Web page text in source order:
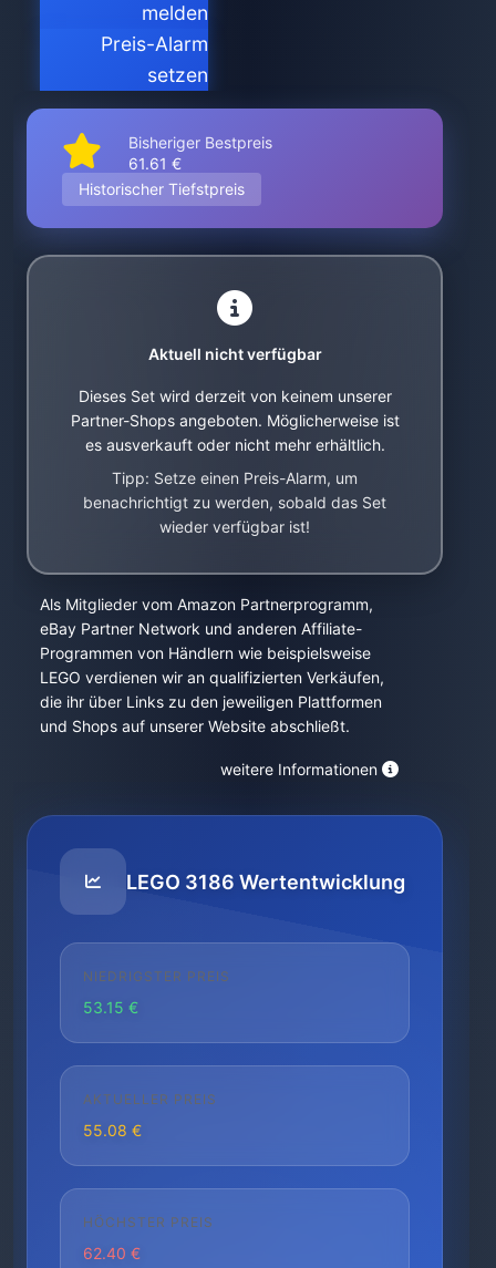
melden
Preis-Alarm
setzen
Bisheriger Bestpreis
61.61 €
Historischer Tiefstpreis
Aktuell nicht verfügbar
Dieses Set wird derzeit von keinem unserer
Partner-Shops angeboten. Möglicherweise ist
es ausverkauft oder nicht mehr erhältlich.
Tipp: Setze einen Preis-Alarm, um
benachrichtigt zu werden, sobald das Set
wieder verfügbar ist!
Als Mitglieder vom Amazon Partnerprogramm,
eBay Partner Network und anderen Affiliate-
Programmen von Händlern wie beispielsweise
LEGO verdienen wir an qualifizierten Verkäufen,
die ihr über Links zu den jeweiligen Plattformen
und Shops auf unserer Website abschließt.
weitere Informationen
LEGO 3186 Wertentwicklung
NIEDRIGSTER PREIS
53.15 €
AKTUELLER PREIS
55.08 €
HÖCHSTER PREIS
62.40 €